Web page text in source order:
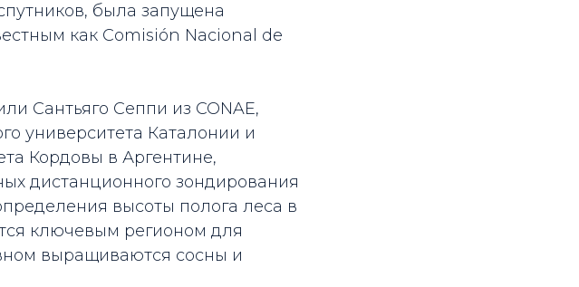
была запущена
как Comisión Nacional de
Сантьяго Сеппи из CONAE,
университета Каталонии и
Кордовы в Аргентине,
дистанционного зондирования
высоты полога леса в
ключевым регионом для
выращиваются сосны и